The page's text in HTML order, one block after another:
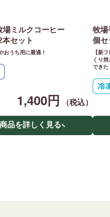
場ミルクコーヒー
セット
おうち用に最適！
1,400円 （税込）
商品を詳しく見る
牧場
個セ
【新
くり
できた